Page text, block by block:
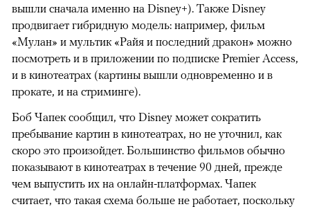
вышли сначала именно на Disney+). Также Disney
продвигает гибридную модель: например, фильм
«Мулан» и мультик «Райя и последний дракон» можно
посмотреть и в приложении по подписке Premier Access,
и в кинотеатрах (картины вышли одновременно и в
прокате, и на стриминге).
Боб Чапек сообщил, что Disney может сократить
пребывание картин в кинотеатрах, но не уточнил, как
скоро это произойдет. Большинство фильмов обычно
показывают в кинотеатрах в течение 90 дней, прежде
чем выпустить их на онлайн-платформах. Чапек
считает, что такая схема больше не работает, поскольку